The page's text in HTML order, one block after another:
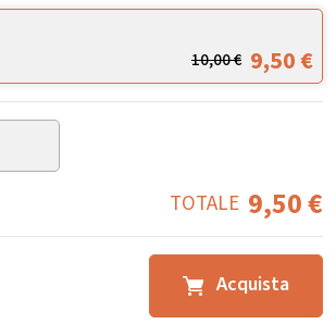
10,00€ 9,50€
TOTALE 9,50€
Acquista